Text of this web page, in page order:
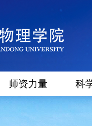
师资力量 科